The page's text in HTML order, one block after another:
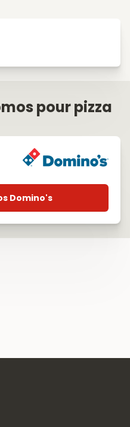
pour pizza
Domino's